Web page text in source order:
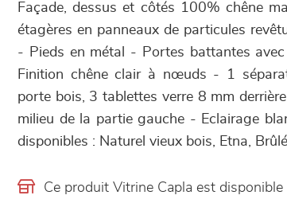
Façade, dessus et côtés 100% chêne
étagères en panneaux de particules
- Pieds en métal - Portes battantes
Finition chêne clair à nœuds - 1
porte bois, 3 tablettes verre 8 mm
milieu de la partie gauche - Eclairage
disponibles : Naturel vieux bois, Etna,
Ce produit Vitrine Capla est